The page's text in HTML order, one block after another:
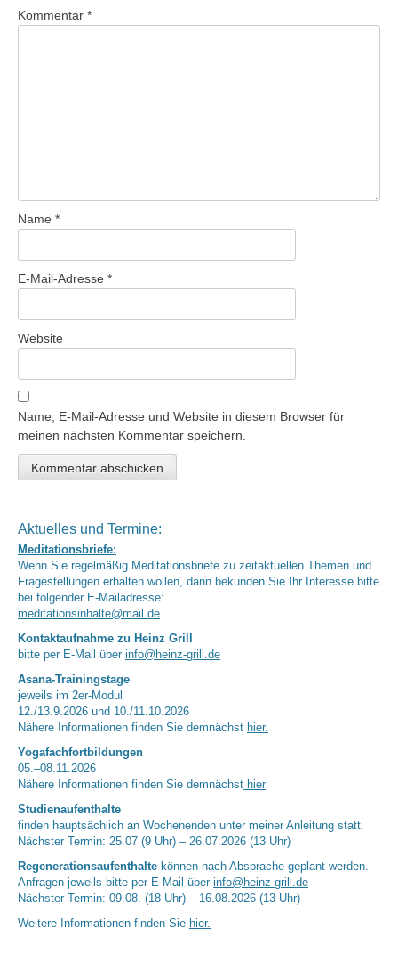
Kommentar *
Name *
E-Mail-Adresse *
Website
Name, E-Mail-Adresse und Website in diesem Browser für
meinen nächsten Kommentar speichern.
Aktuelles und Termine:
Meditationsbriefe:
Wenn Sie regelmäßig Meditationsbriefe zu zeitaktuellen Themen und
Fragestellungen erhalten wollen, dann bekunden Sie Ihr Interesse bitte
bei folgender E-Mailadresse:
meditationsinhalte@mail.de
Kontaktaufnahme zu Heinz Grill
bitte per E-Mail über info@heinz-grill.de
Asana-Trainingstage
jeweils im 2er-Modul
12./13.9.2026 und 10./11.10.2026
Nähere Informationen finden Sie demnächst hier.
Yogafachfortbildungen
05.–08.11.2026
Nähere Informationen finden Sie demnächst hier
Studienaufenthalte
finden hauptsächlich an Wochenenden unter meiner Anleitung statt.
Nächster Termin: 25.07 (9 Uhr) – 26.07.2026 (13 Uhr)
Regenerationsaufenthalte können nach Absprache geplant werden.
Anfragen jeweils bitte per E-Mail über info@heinz-grill.de
Nächster Termin: 09.08. (18 Uhr) – 16.08.2026 (13 Uhr)
Weitere Informationen finden Sie hier.